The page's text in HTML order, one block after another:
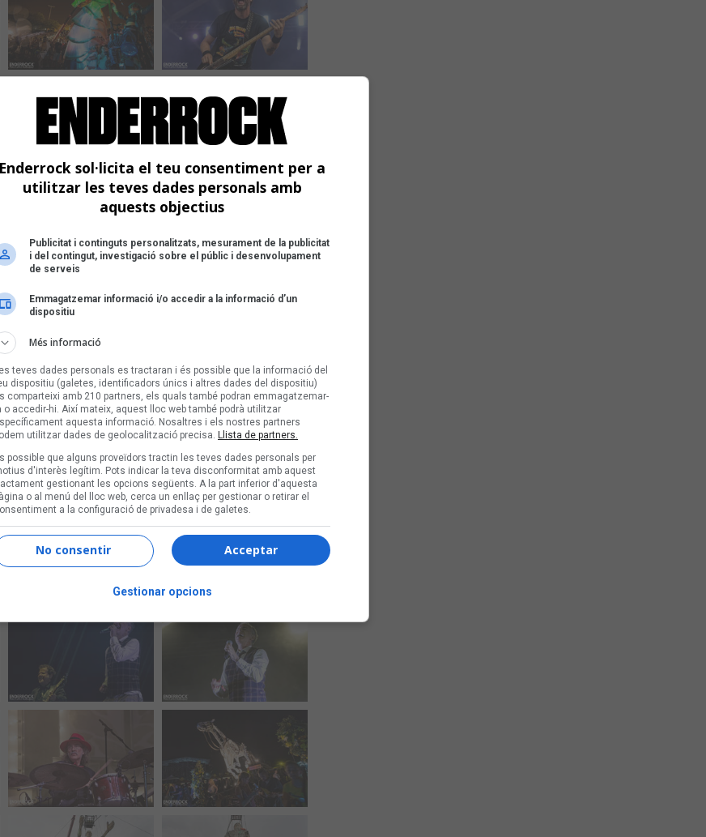
Enderrock sol·licita el teu consentiment per a
utilitzar les teves dades personals amb
aquests objectius
Publicitat i continguts personalitzats, mesurament de la publicitat
i del contingut, investigació sobre el públic i desenvolupament
de serveis
Emmagatzemar informació i/o accedir a la informació d’un
dispositiu
Més informació
teves dades personals es tractaran i és possible que la informació del
dispositiu (galetes, identificadors únics i altres dades del dispositiu)
comparteixi amb 210 partners, els quals també podran emmagatzemar-
o accedir-hi. Així mateix, aquest lloc web també podrà utilitzar
aquesta informació. Nosaltres i els nostres partners
utilitzar dades de geolocalització precisa. Llista de partners.
possible que alguns proveïdors tractin les teves dades personals per
d'interès legítim. Pots indicar la teva disconformitat amb aquest
gestionant les opcions següents. A la part inferior d'aquesta
o al menú del lloc web, cerca un enllaç per gestionar o retirar el
a la configuració de privadesa i de galetes.
Acceptar
No consentir
Gestionar opcions